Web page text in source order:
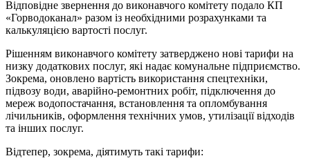
Відповідне звернення до виконавчого комітету подало КП
«Горводоканал» разом із необхідними розрахунками та
калькуляцією вартості послуг.
Рішенням виконавчого комітету затверджено нові тарифи на
низку додаткових послуг, які надає комунальне підприємство.
Зокрема, оновлено вартість використання спецтехніки,
підвозу води, аварійно-ремонтних робіт, підключення до
мереж водопостачання, встановлення та опломбування
лічильників, оформлення технічних умов, утилізації відходів
та інших послуг.
Відтепер, зокрема, діятимуть такі тарифи: